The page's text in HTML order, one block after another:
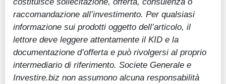
raccomandazione all’investimento. Per qualsiasi
informazione sui prodotti oggetto dell’articolo, il
lettore deve leggere attentamente il KID e la
documentazione d’offerta e può rivolgersi al proprio
intermediario di riferimento. Societe Generale e
Investire.biz non assumono alcuna responsabilità